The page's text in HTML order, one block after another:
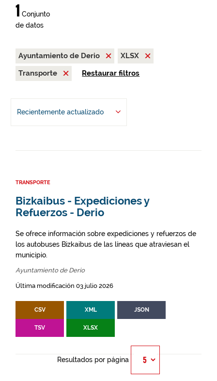
1 Conjunto
de datos
Ayuntamiento de Derio
XLSX
Transporte
Restaurar filtros
Recientemente actualizado
TRANSPORTE
Bizkaibus - Expediciones y
Refuerzos - Derio
Se ofrece información sobre expediciones y refuerzos de
los autobuses Bizkaibus de las líneas que atraviesan el
municipio.
Ayuntamiento de Derio
Última modificación 03 julio 2026
CSV XML JSON
TSV XLSX
Resultados por página